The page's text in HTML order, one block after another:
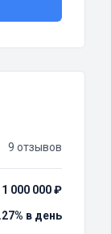
9 отзывов
000 000 ₽
в день